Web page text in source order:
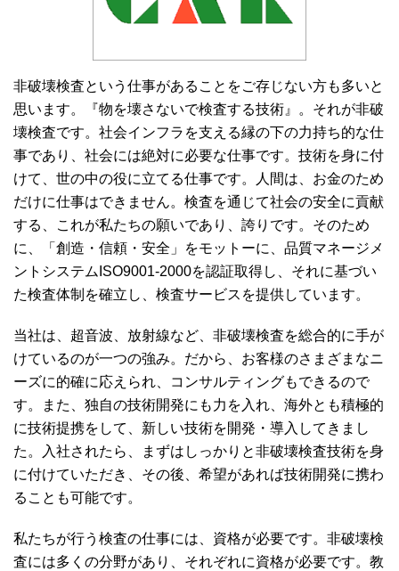
非破壊検査という仕事があることをご存じない方も多いと
思います。『物を壊さないで検査する技術』。それが非破
壊検査です。社会インフラを支える縁の下の力持ち的な仕
事であり、社会には絶対に必要な仕事です。技術を身に付
けて、世の中の役に立てる仕事です。人間は、お金のため
だけに仕事はできません。検査を通じて社会の安全に貢献
する、これが私たちの願いであり、誇りです。そのため
に、「創造・信頼・安全」をモットーに、品質マネージメ
ントシステムISO9001-2000を認証取得し、それに基づい
た検査体制を確立し、検査サービスを提供しています。
当社は、超音波、放射線など、非破壊検査を総合的に手が
けているのが一つの強み。だから、お客様のさまざまなニ
ーズに的確に応えられ、コンサルティングもできるので
す。また、独自の技術開発にも力を入れ、海外とも積極的
に技術提携をして、新しい技術を開発・導入してきまし
た。入社されたら、まずはしっかりと非破壊検査技術を身
に付けていただき、その後、希望があれば技術開発に携わ
ることも可能です。
私たちが行う検査の仕事には、資格が必要です。非破壊検
査には多くの分野があり、それぞれに資格が必要です。教